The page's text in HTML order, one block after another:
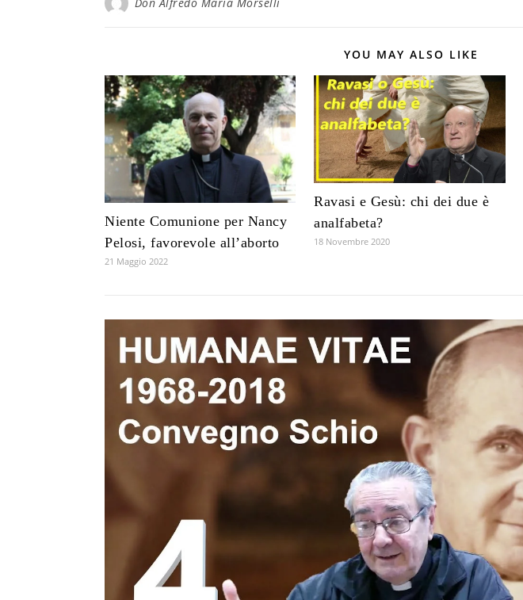
YOU MAY ALSO LIKE
Niente Comunione per Nancy
Pelosi, favorevole all’aborto
21 Maggio 2022
Ravasi e Gesù: chi dei due è
analfabeta?
18 Novembre 2020